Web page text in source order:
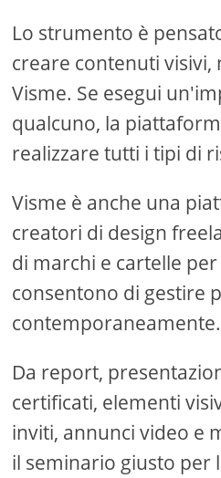
Lo strumento è
creare contenuti visivi,
Visme. Se esegui
qualcuno, la
realizzare tutti i tipi di
Visme è anche una
creatori di design
di marchi e cartelle
consentono di gestire
contemporaneamente.
Da report,
certificati, elementi
inviti, annunci video e
il seminario giusto per